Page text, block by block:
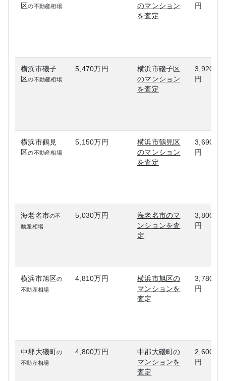
区の不動産相場
のマンション
を査定
円
横浜市磯子
区の不動産相場
5,470万円
横浜市磯子区
のマンション
を査定
3,920万
円
横浜市鶴見
区の不動産相場
5,150万円
横浜市鶴見区
のマンション
を査定
3,690万
円
海老名市の不
動産相場
5,030万円
海老名市のマ
ンションを査
定
3,800万
円
横浜市旭区の
不動産相場
4,810万円
横浜市旭区の
マンションを
査定
3,780万
円
中郡大磯町の
不動産相場
4,800万円
中郡大磯町の
マンションを
査定
2,600万
円